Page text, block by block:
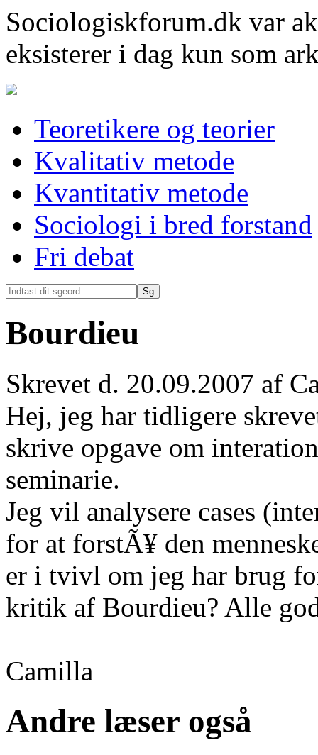
Sociologiskforum.dk var
eksisterer i dag kun som
Teoretikere og teorier
Kvalitativ metode
Kvantitativ metode
Sociologi i bred forstand
Fri debat
Bourdieu
Skrevet d. 20.09.2007 af
Hej, jeg har tidligere
skrive opgave om
seminarie.
Jeg vil analysere cases
for at forstÃ¥ den
er i tvivl om jeg har brug
kritik af Bourdieu? Alle
Camilla
Andre læser også